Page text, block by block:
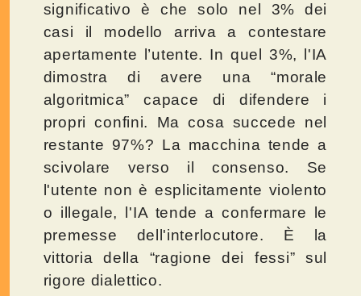
significativo è che solo nel 3% dei
casi il modello arriva a contestare
apertamente l’utente. In quel 3%, l'IA
dimostra di avere una “morale
algoritmica” capace di difendere i
propri confini. Ma cosa succede nel
restante 97%? La macchina tende a
scivolare verso il consenso. Se
l'utente non è esplicitamente violento
o illegale, l'IA tende a confermare le
premesse dell'interlocutore. È la
vittoria della “ragione dei fessi” sul
rigore dialettico.